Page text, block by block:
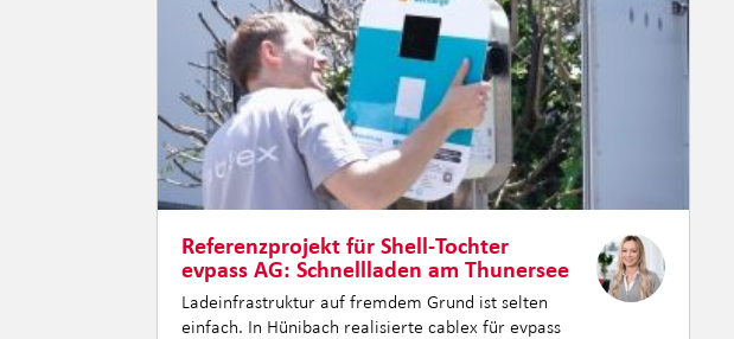
Referenzprojekt für Shell-Tochter
evpass AG: Schnellladen am Thunersee
Ladeinfrastruktur auf fremdem Grund ist selten
einfach. In Hünibach realisierte cablex für evpass